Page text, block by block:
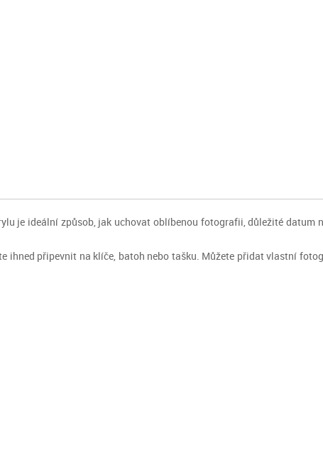
je ideální způsob, jak uchovat oblíbenou fotografii, důležité datum
ihned připevnit na klíče, batoh nebo tašku. Můžete přidat vlastní